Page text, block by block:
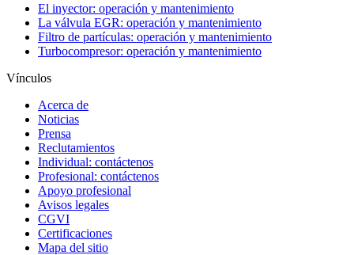
El inyector: operación y mantenimiento
La válvula EGR: operación y mantenimiento
Filtro de partículas: operación y mantenimiento
Turbocompresor: operación y mantenimiento
Vínculos
Acerca de
Noticias
Prensa
Reclutamientos
Individual: contáctenos
Profesional: contáctenos
Apoyo profesional
Avisos legales
CGVI
Certificaciones
Mapa del sitio